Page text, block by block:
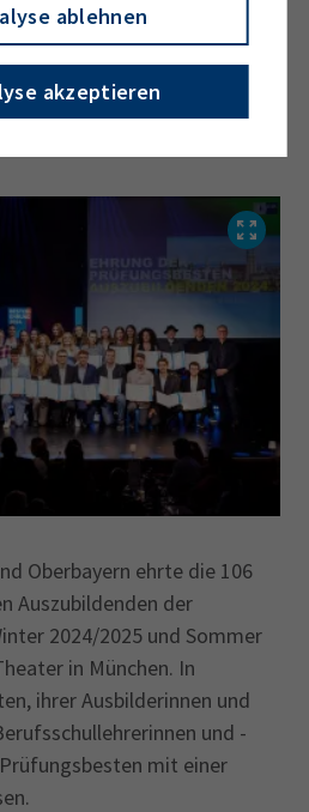
ablehnen
akzeptieren
Ärger gibt?
Auszubildenden
Oberbayern ehrte die 106
Auszubildenden der
2024/2025 und Sommer
in München. In
ihrer Ausbilderinnen und
und -
mit einer